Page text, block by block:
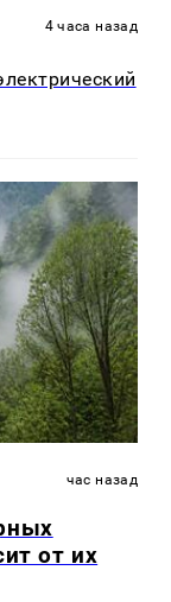
4 часа назад
час назад
от их